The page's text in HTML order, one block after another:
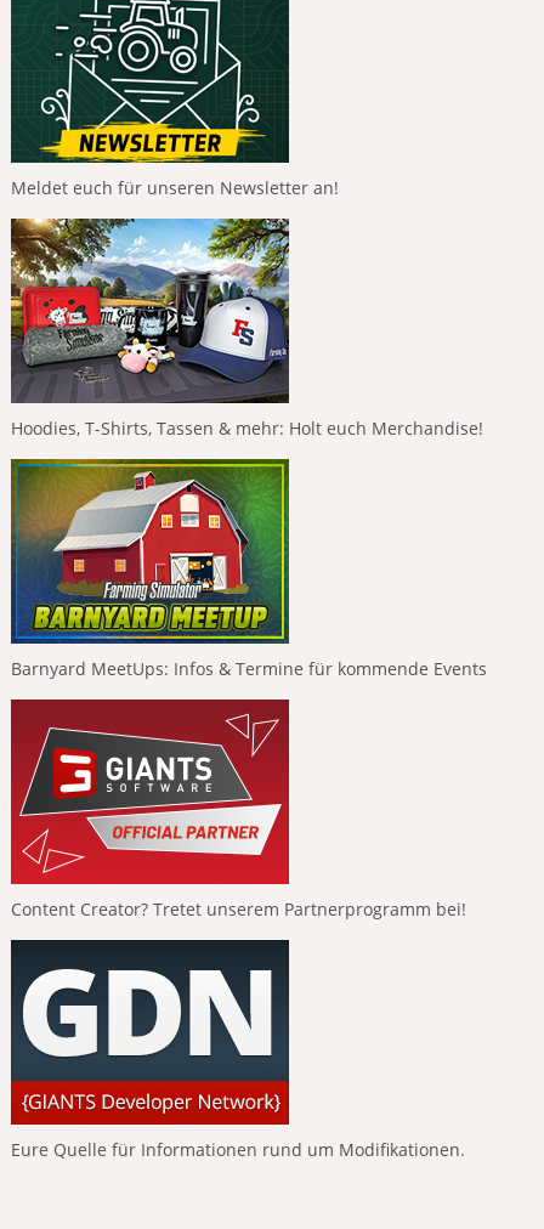
Meldet euch für unseren Newsletter an!
Hoodies, T-Shirts, Tassen & mehr: Holt euch Merchandise!
Barnyard MeetUps: Infos & Termine für kommende Events
Content Creator? Tretet unserem Partnerprogramm bei!
Eure Quelle für Informationen rund um Modifikationen.